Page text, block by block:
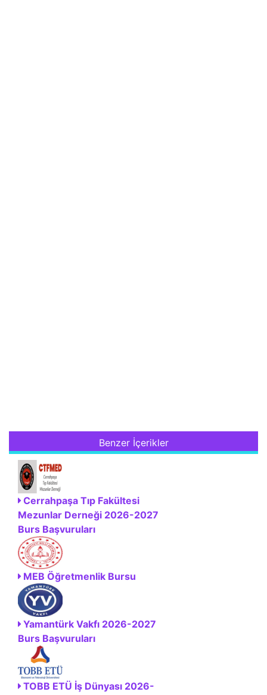
Benzer İçerikler
Cerrahpaşa Tıp Fakültesi
Mezunlar Derneği 2026-2027
Burs Başvuruları
MEB Öğretmenlik Bursu
Yamantürk Vakfı 2026-2027
Burs Başvuruları
TOBB ETÜ İş Dünyası 2026-